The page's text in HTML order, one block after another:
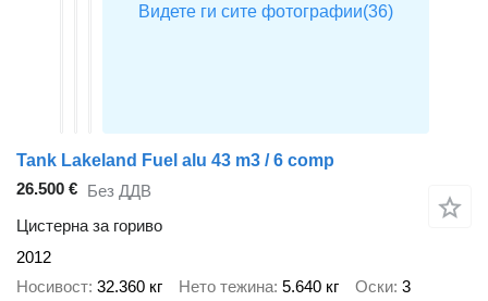
Tank Lakeland Fuel alu 43 m3 / 6 comp
26.500 € Без ДДВ
Цистерна за гориво
2012
Носивост 32.360 кг Нето тежина 5.640 кг Оски 3